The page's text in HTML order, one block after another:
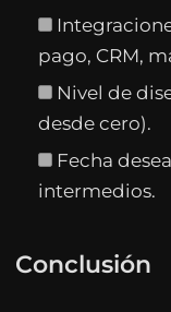
pago, CRM,
Nivel de
desde cero).
Fecha
intermedios.
Conclusión